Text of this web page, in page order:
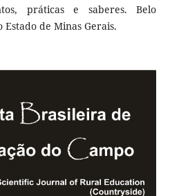
práticas e saberes. Belo
de Minas Gerais.